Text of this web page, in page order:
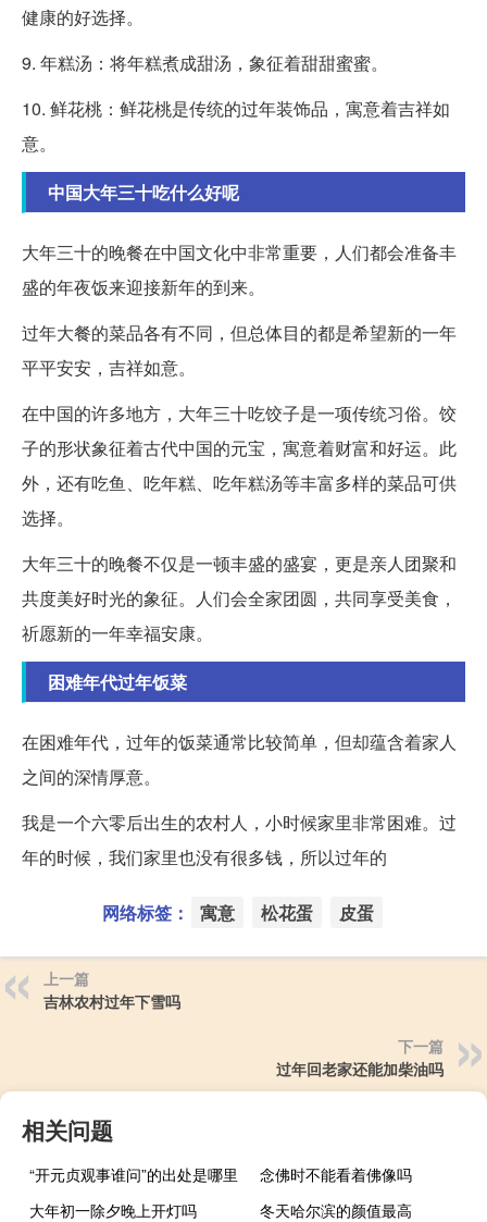
健康的好选择。
9. 年糕汤：将年糕煮成甜汤，象征着甜甜蜜蜜。
10. 鲜花桃：鲜花桃是传统的过年装饰品，寓意着吉祥如
意。
中国大年三十吃什么好呢
大年三十的晚餐在中国文化中非常重要，人们都会准备丰
盛的年夜饭来迎接新年的到来。
过年大餐的菜品各有不同，但总体目的都是希望新的一年
平平安安，吉祥如意。
在中国的许多地方，大年三十吃饺子是一项传统习俗。饺
子的形状象征着古代中国的元宝，寓意着财富和好运。此
外，还有吃鱼、吃年糕、吃年糕汤等丰富多样的菜品可供
选择。
大年三十的晚餐不仅是一顿丰盛的盛宴，更是亲人团聚和
共度美好时光的象征。人们会全家团圆，共同享受美食，
祈愿新的一年幸福安康。
困难年代过年饭菜
在困难年代，过年的饭菜通常比较简单，但却蕴含着家人
之间的深情厚意。
我是一个六零后出生的农村人，小时候家里非常困难。过
年的时候，我们家里也没有很多钱，所以过年的
网络标签： 寓意 松花蛋 皮蛋
上一篇
吉林农村过年下雪吗
下一篇
过年回老家还能加柴油吗
相关问题
“开元贞观事谁问”的出处是哪里
念佛时不能看着佛像吗
大年初一除夕晚上开灯吗
冬天哈尔滨的颜值最高